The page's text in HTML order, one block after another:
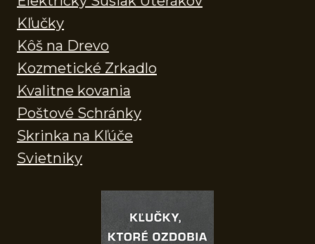
Kľučky
Kôš na Drevo
Kozmetické Zrkadlo
Kvalitne kovania
Poštové Schránky
Skrinka na Kľúče
Svietniky